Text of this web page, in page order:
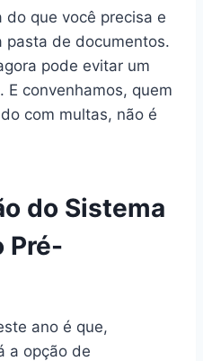
que você precisa e
pasta de documentos.
pode evitar um
convenhamos, quem
com multas, não é
do Sistema
Pré-
ano é que,
a opção de